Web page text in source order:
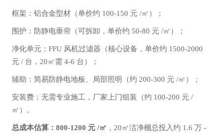
框架：铝合金型材（单价约 100-150 元 /㎡）；
围护：防静电垂帘（可拆卸，单价约 50-80 元 /㎡）；
净化单元：FFU 风机过滤器（核心设备，单价约 1500-2000
元 / 台，20㎡需 4-6 台）；
辅助：简易防静电地板、局部照明（约 200-300 元 /㎡）；
安装费：无需专业施工，厂家上门组装（约 100-200 元 /
㎡）。
总成本估算：800-1200 元 /㎡ ，20㎡洁净棚总投入约 1.6 万 -